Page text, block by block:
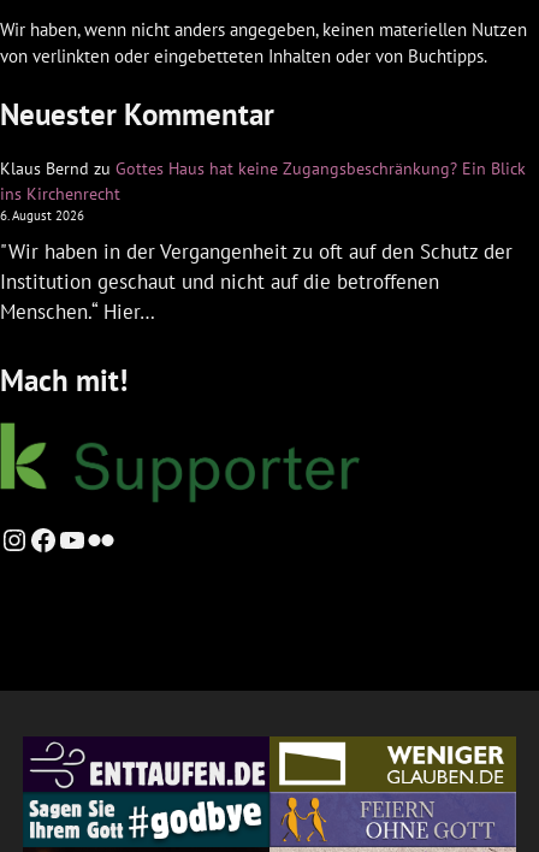
Wir haben, wenn nicht anders angegeben, keinen materiellen Nutzen
von verlinkten oder eingebetteten Inhalten oder von Buchtipps.
Neuester Kommentar
Klaus Bernd zu Gottes Haus hat keine Zugangsbeschränkung? Ein Blick
ins Kirchenrecht
6. August 2026
"Wir haben in der Vergangenheit zu oft auf den Schutz der
Institution geschaut und nicht auf die betroffenen
Menschen.“ Hier…
Mach mit!
Instagram
Facebook
YouTube
Flickr